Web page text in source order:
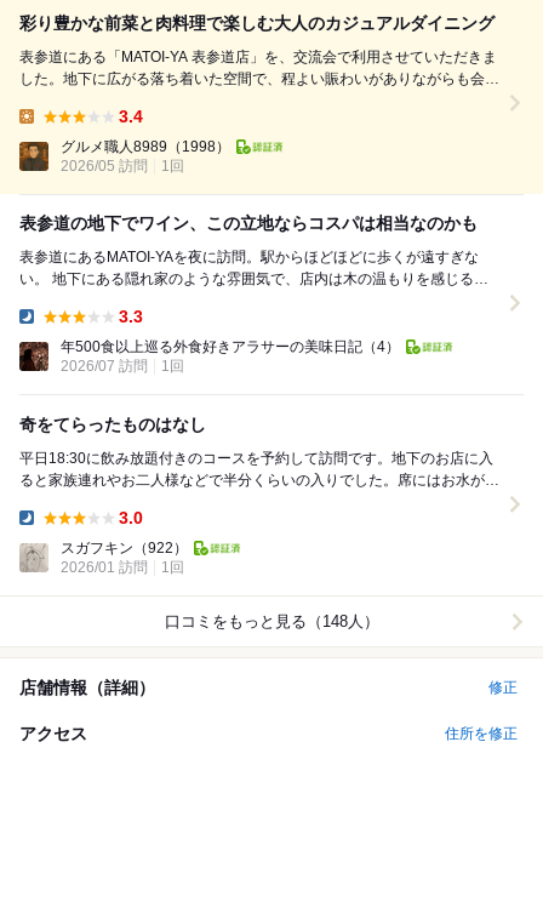
彩り豊かな前菜と肉料理で楽しむ大人のカジュアルダイニング
表参道にある「MATOI-YA 表参道店」を、交流会で利用させていただきま
した。地下に広がる落ち着いた空間で、程よい賑わいがありながらも会話
的だったのが、彩り豊かな前菜の盛り合わせ。ローストビーフやハム、グ
ラタン風の一品などが一皿にバランスよく盛られており、見た目にも華や
かで、最初から気分が上がります。味わいもそれぞれ個性があ...
3.4
グルメ職人8989 （1998）
2026/05 訪問
1回
表参道の地下でワイン、この立地ならコスパは相当なのかも
表参道にあるMATOI-YAを夜に訪問。駅からほどほどに歩くが遠すぎな
い。 地下にある隠れ家のような雰囲気で、店内は木の温もりを感じる落
3.3
年500食以上巡る外食好きアラサーの美味日記 （4）
2026/07 訪問
1回
奇をてらったものはなし
平日18:30に飲み放題付きのコースを予約して訪問です。地下のお店に入
ると家族連れやお二人様などで半分くらいの入りでした。席にはお水がワ
3.0
スガフキン （922）
2026/01 訪問
1回
口コミをもっと見る（148人）
店舗情報（詳細） 修正
アクセス 住所を修正